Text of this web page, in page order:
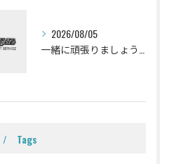
2026/08/05
Tags